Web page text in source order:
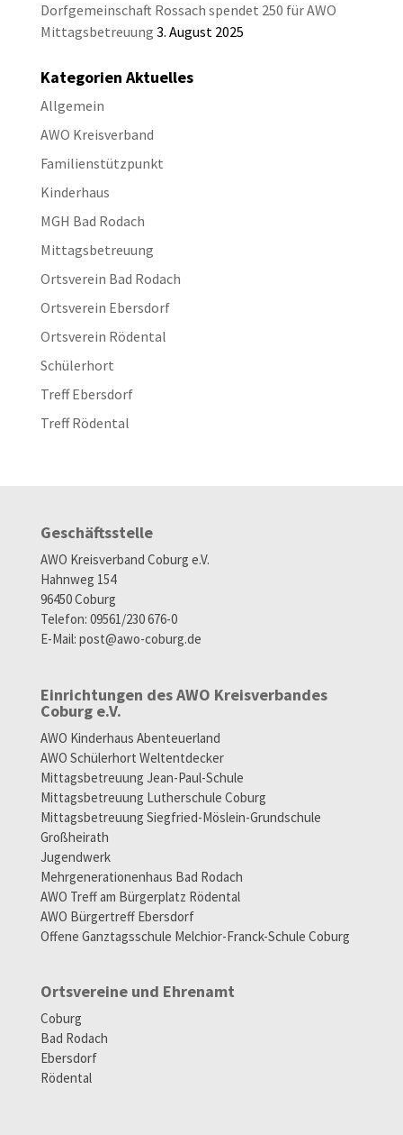
Dorfgemeinschaft Rossach spendet 250 für AWO
Mittagsbetreuung 3. August 2025
Kategorien Aktuelles
Allgemein
AWO Kreisverband
Familienstützpunkt
Kinderhaus
MGH Bad Rodach
Mittagsbetreuung
Ortsverein Bad Rodach
Ortsverein Ebersdorf
Ortsverein Rödental
Schülerhort
Treff Ebersdorf
Treff Rödental
Geschäftsstelle
AWO Kreisverband Coburg e.V.
Hahnweg 154
96450 Coburg
Telefon: 09561/230 676-0
E-Mail: post@awo-coburg.de
Einrichtungen des AWO Kreisverbandes
Coburg e.V.
AWO Kinderhaus Abenteuerland
AWO Schülerhort Weltentdecker
Mittagsbetreuung Jean-Paul-Schule
Mittagsbetreuung Lutherschule Coburg
Mittagsbetreuung Siegfried-Möslein-Grundschule
Großheirath
Jugendwerk
Mehrgenerationenhaus Bad Rodach
AWO Treff am Bürgerplatz Rödental
AWO Bürgertreff Ebersdorf
Offene Ganztagsschule Melchior-Franck-Schule Coburg
Ortsvereine und Ehrenamt
Coburg
Bad Rodach
Ebersdorf
Rödental